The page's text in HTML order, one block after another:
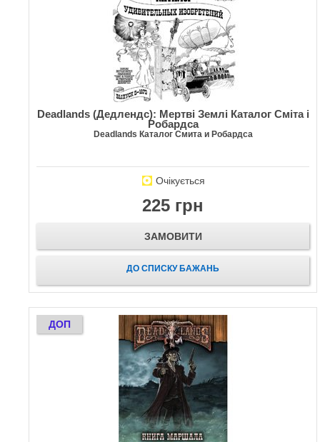
Deadlands (Дедлендс): Мертві Землі Каталог Сміта і
Робардса
Deadlands Каталог Смита и Робардса
Очікується
225 грн
ЗАМОВИТИ
ДО СПИСКУ БАЖАНЬ
ДОП